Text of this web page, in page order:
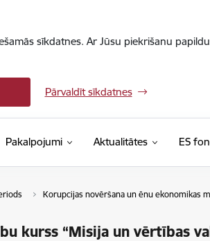
sīkdatnes. Ar Jūsu piekrišanu
Pārvaldīt sīkdatnes
Pakalpojumi Aktualitātes ES
Korupcijas novēršana un ēnu ekonomikas
kurss “Misija un vērtības